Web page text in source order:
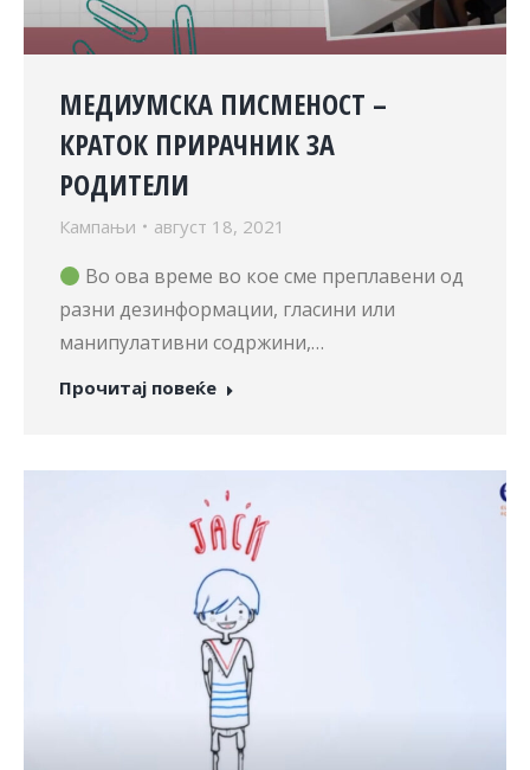
МЕДИУМСКА ПИСМЕНОСТ –
КРАТОК ПРИРАЧНИК ЗА
РОДИТЕЛИ
Кампањи август 18, 2021
Во ова време во кое сме преплавени од
разни дезинформации, гласини или
манипулативни содржини,…
Прочитај повеќе